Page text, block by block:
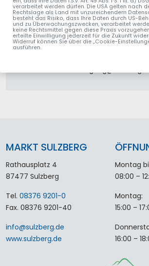
STEFAN MUSSACK
Stellvertretender Wasserwart
Tel.
08376 9210-73
MARKT SULZBERG
Rathausplatz 4
87477 Sulzberg
Tel. 08376 9201-0
Fax. 08376 9201-40
info@sulzberg.de
www.sulzberg.de
Montag
08:00 –
Montag:
15:00 –
16:00 –
verarbeitet werden dürfen. Die USA gelten nach
Rechtslage als Land mit unzureichendem
besteht das Risiko, dass Ihre Daten durch US-
und zu Überwachungszwecken, verarbeitet
keine Rechtsmittel gegen diese Praxis
erteilte Einwilligung jederzeit für die Zukunft
Widerruf können Sie über die „Cookie-
ausführen.